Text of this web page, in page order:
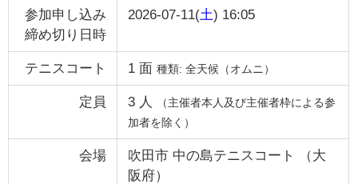
参加申し込み
締め切り日時
2026-07-11(土) 16:05
テニスコート 1面 種類: 全天候（オムニ）
定員 3 人
（主催者本人及び主催者枠による参
加者を除く）
会場 吹田市 中の島テニスコート （大
阪府）